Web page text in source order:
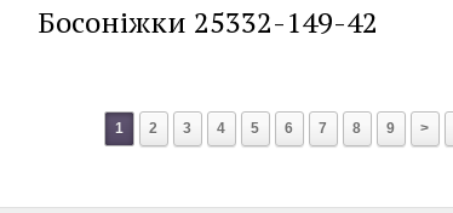
Босоніжки 25332-149-42
1 2 3 4 5 6 7 8 9 >